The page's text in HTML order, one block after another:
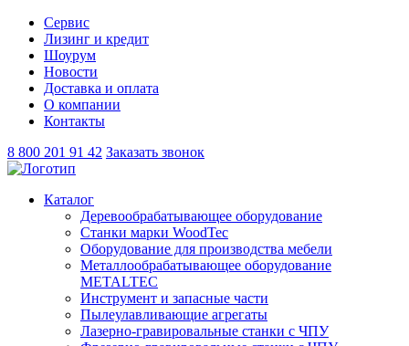
Сервис
Лизинг и кредит
Шоурум
Новости
Доставка и оплата
О компании
Контакты
8 800 201 91 42 Заказать звонок
Каталог
Деревообрабатывающее оборудование
Станки марки WoodTec
Оборудование для производства мебели
Металлообрабатывающее оборудование
METALTEC
Инструмент и запасные части
Пылеулавливающие агрегаты
Лазерно-гравировальные станки с ЧПУ